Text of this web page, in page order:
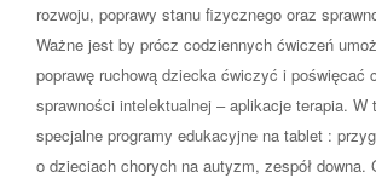
rozwoju, poprawy stanu fizycznego oraz
Ważne jest by prócz codziennych ćwiczeń
poprawę ruchową dziecka ćwiczyć i poświęcać
sprawności intelektualnej – aplikacje terapia. W
specjalne programy edukacyjne na tablet :
o dzieciach chorych na autyzm, zespół downa.